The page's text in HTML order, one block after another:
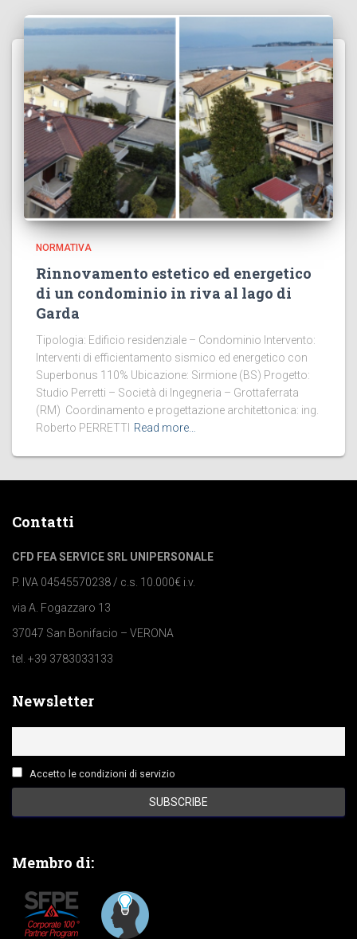
NORMATIVA
Rinnovamento estetico ed energetico
di un condominio in riva al lago di
Garda
Tipologia: Edificio residenziale – Condominio Intervento:
Interventi di efficientamento sismico ed energetico con
Superbonus 110% Ubicazione: Sirmione (BS) Progetto:
Studio Perretti – Società di Ingegneria – Grottaferrata
(RM) Coordinamento e progettazione architettonica: ing.
Roberto PERRETTI Read more…
Contatti
CFD FEA SERVICE SRL UNIPERSONALE
P. IVA 04545570238 / c.s. 10.000€ i.v.
via A. Fogazzaro 13
37047 San Bonifacio – VERONA
tel. +39 3783033133
Newsletter
Accetto le condizioni di servizio
Membro di: